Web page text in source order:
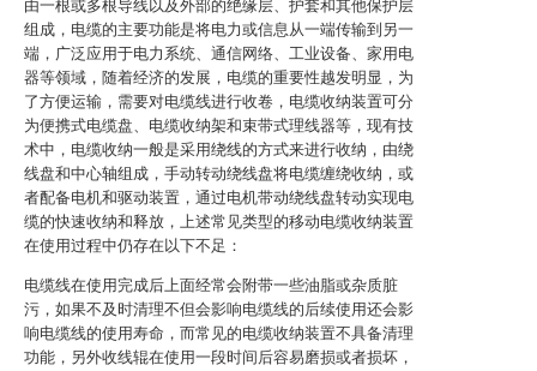
由一根或多根导线以及外部的绝缘层、护套和其他保护层
组成，电缆的主要功能是将电力或信息从一端传输到另一
端，广泛应用于电力系统、通信网络、工业设备、家用电
器等领域，随着经济的发展，电缆的重要性越发明显，为
了方便运输，需要对电缆线进行收卷，电缆收纳装置可分
为便携式电缆盘、电缆收纳架和束带式理线器等，现有技
术中，电缆收纳一般是采用绕线的方式来进行收纳，由绕
线盘和中心轴组成，手动转动绕线盘将电缆缠绕收纳，或
者配备电机和驱动装置，通过电机带动绕线盘转动实现电
缆的快速收纳和释放，上述常见类型的移动电缆收纳装置
在使用过程中仍存在以下不足：
电缆线在使用完成后上面经常会附带一些油脂或杂质脏
污，如果不及时清理不但会影响电缆线的后续使用还会影
响电缆线的使用寿命，而常见的电缆收纳装置不具备清理
功能，另外收线辊在使用一段时间后容易磨损或者损坏，